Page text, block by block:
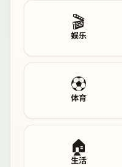
🎬
娱乐
⚽
体育
🏠
生活